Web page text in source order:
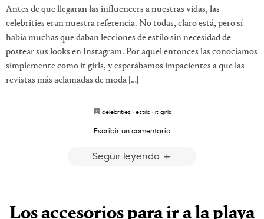
Antes de que llegaran las influencers a nuestras vidas, las
celebrities eran nuestra referencia. No todas, claro está, pero sí
había muchas que daban lecciones de estilo sin necesidad de
postear sus looks en Instagram. Por aquel entonces las conocíamos
simplemente como it girls, y esperábamos impacientes a que las
revistas más aclamadas de moda […]
celebrities· estilo· it girls
Escribir un comentario
Seguir leyendo
Los accesorios para ir a la playa